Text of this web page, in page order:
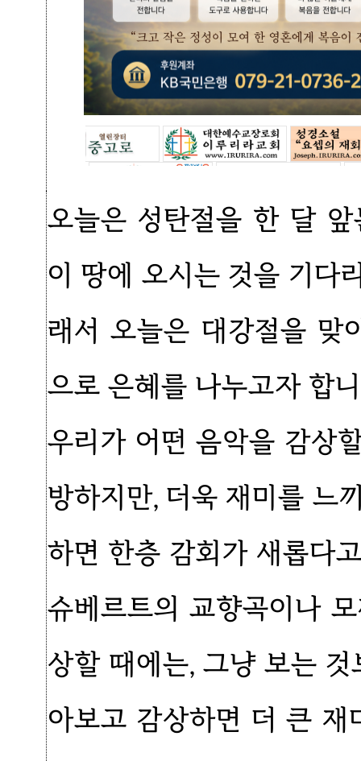
오늘은 성탄절을 한 달
이 땅에 오시는 것을 기다
래서 오늘은 대강절을 맞
으로 은혜를 나누고자 합
우리가 어떤 음악을 감상
방하지만, 더욱 재미를 느
하면 한층 감회가 새롭다
슈베르트의 교향곡이나
상할 때에는, 그냥 보는
아보고 감상하면 더 큰